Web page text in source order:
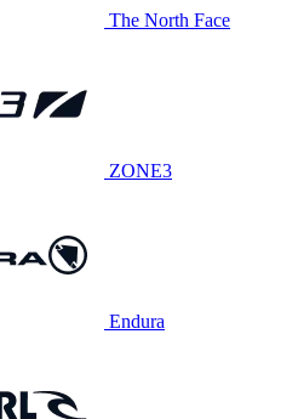
The North Face
ZONE3
Endura